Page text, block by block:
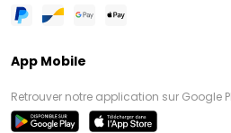
App Mobile
Retrouver notre application sur Google